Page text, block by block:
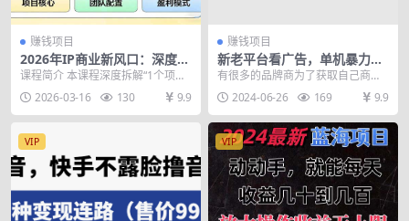
赚钱项目
2026年IP商业新风口：深度拆
解“1个项目3个人年入1000W”
的极简超盘全模型
课程简介 本课程深度拆解“1个项目
3个人1年1000W”的极简操盘模
型。课程涵盖...
2026-03-16 130 9.9
赚钱项目
新老平台看广告，单机暴力收
益130-150＋，无门槛，安卓
手机即可，操作…
有很多的品牌商为了获取自己商品
的热度会去各种APP的平台上面去
投放一个广告，那我...
2024-06-26 169 9.9
VIP VIP